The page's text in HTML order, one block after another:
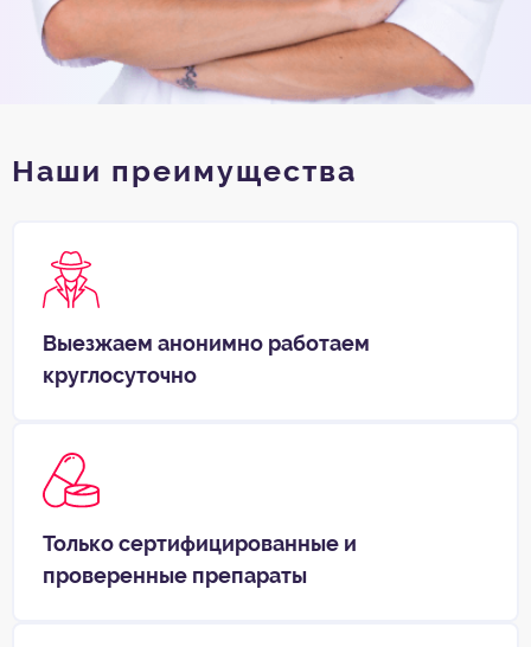
Наши преимущества
Выезжаем анонимно работаем
круглосуточно
Только сертифицированные и
проверенные препараты